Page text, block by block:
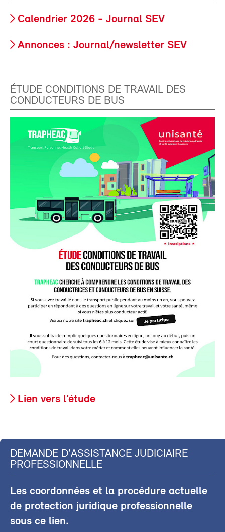
Calendrier 2026 - Journal SEV
Annonces : Journal/newsletter SEV
ÉTUDE CONDITIONS DE TRAVAIL DES
CONDUCTEURS DE BUS
Lien vers l’étude
DEMANDE D'ASSISTANCE JUDICIAIRE
PROFESSIONNELLE
Les coordonnées et la procédure actuelle
de protection juridique professionnelle
sous ce lien.